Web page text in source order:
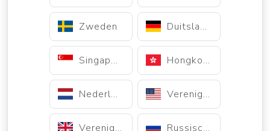
Zweden Duitsland
Singapore Hongkong
Nederland Verenigde Staten
Verenigd Koninkrijk Russische Federatie